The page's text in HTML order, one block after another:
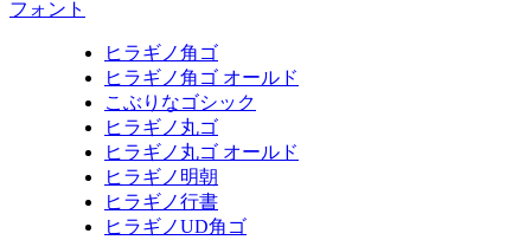
フォント
ヒラギノ角ゴ
ヒラギノ角ゴ オールド
こぶりなゴシック
ヒラギノ丸ゴ
ヒラギノ丸ゴ オールド
ヒラギノ明朝
ヒラギノ行書
ヒラギノUD角ゴ